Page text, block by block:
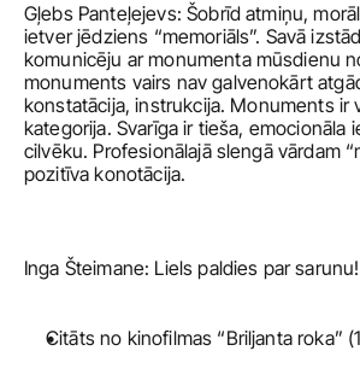
Gļebs Panteļejevs: Šobrīd atmiņu,
ietver jēdziens “memoriāls”. Savā
komunicēju ar monumenta mūsdienu
monuments vairs nav galvenokārt
konstatācija, instrukcija. Monuments ir
kategorija. Svarīga ir tieša, emocionāla
cilvēku. Profesionālajā slengā vārdam
pozitīva konotācija.
Inga Šteimane: Liels paldies par sarunu!
Citāts no kinofilmas “Briljanta roka”